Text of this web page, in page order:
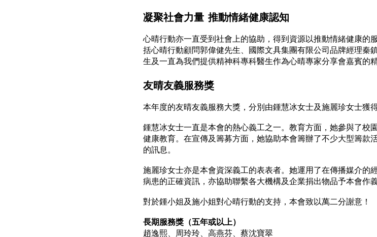
凝聚社會力量 推動情緒健康認知
心晴行動亦一直受到社會上的協助，得到資源以推動情緒健康的
括心晴行動顧問郭偉健先生、國際文具集團有限公司品牌經理秦
生及一直為我們提供精神科專科醫生作為心晴專家分享會嘉賓的
友晴友義服務獎
本年度的友晴友義服務大獎，分別由鍾慧冰女士及施麗珍女士獲得
鍾慧冰女士一直是本會的熱心義工之一。教育方面，她參與了校
健康教育。在宣傳及籌募方面，她協助本會籌辦了不少大型籌款
的訊息。
施麗珍女士亦是本會資深義工的表表者。她運用了在傳播媒介的
病患的正確資訊，亦協助聯繫各大機構及企業捐出物品予本會作
對於鍾小姐及施小姐對心晴行動的支持，本會致以萬二分謝意！
長期服務獎（五年或以上）
趙逸熙、周玲玲、高燕芬、蔡沈寶翠